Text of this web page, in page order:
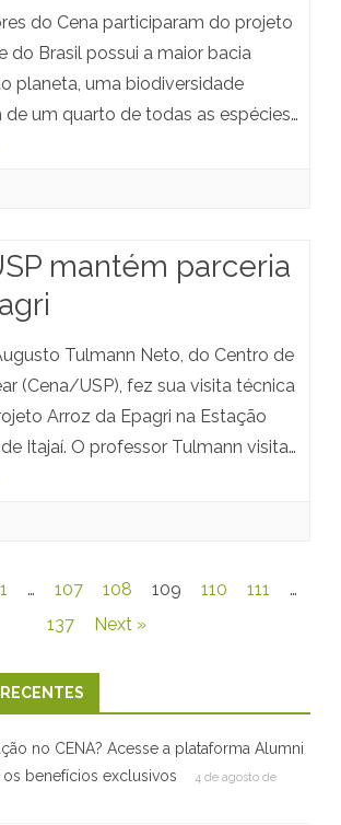
do Cena participaram do projeto
do Brasil possui a maior bacia
planeta, uma biodiversidade
de um quarto de todas as espécies…
mantém parceria
Tulmann Neto, do Centro de
(Cena/USP), fez sua visita técnica
Arroz da Epagri na Estação
Itajaí. O professor Tulmann visita…
1 … 107 108 109 110 111
…
137
Next »
no CENA? Acesse a plataforma Alumni
os benefícios exclusivos
4 de agosto de